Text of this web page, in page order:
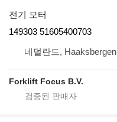
전기 모터
149303 51605400703
네덜란드, Haaksbergen
Forklift Focus B.V.